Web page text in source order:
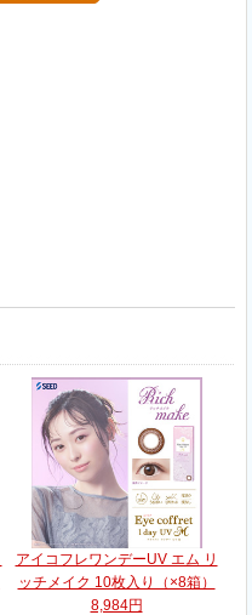
アイコフレワンデーUV エム リ
ッチメイク 10枚入り（×8箱）
8,984円